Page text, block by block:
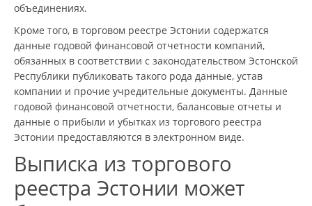
объединениях.
Кроме того, в торговом реестре Эстонии содержатся
данные годовой финансовой отчетности компаний,
обязанных в соответствии с законодательством Эстонской
Республики публиковать такого рода данные, устав
компании и прочие учредительные документы. Данные
годовой финансовой отчетности, балансовые отчеты и
данные о прибыли и убытках из торгового реестра
Эстонии предоставляются в электронном виде.
Выписка из торгового
реестра Эстонии может